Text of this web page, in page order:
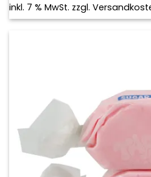
inkl. 7 % MwSt. zzgl.